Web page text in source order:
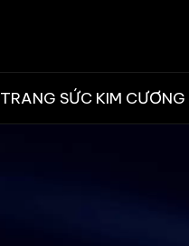
TRANG SỨC KIM CƯƠNG